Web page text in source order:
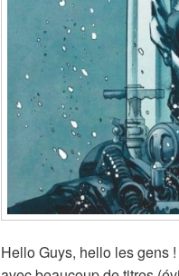
Hello Guys, hello les gens